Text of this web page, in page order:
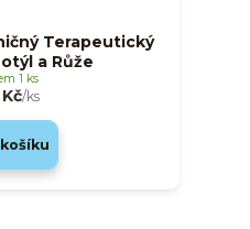
Terapeutický
a Růže
/ks
1 ks